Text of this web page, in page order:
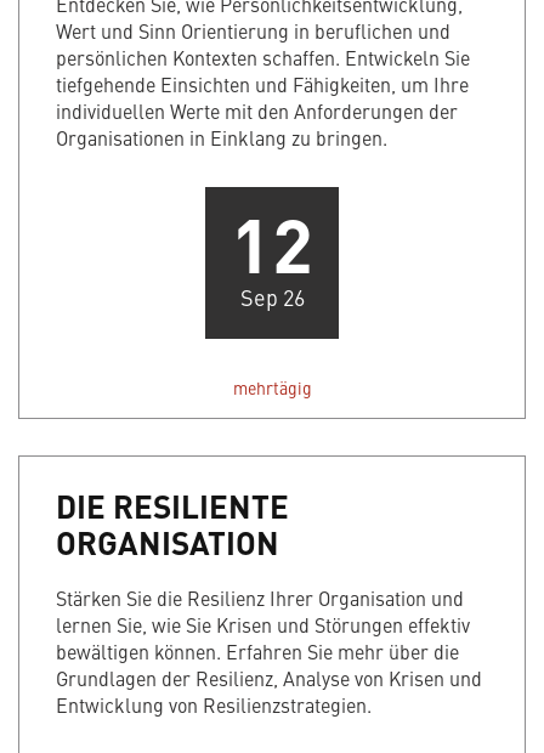
Wert und Sinn Orientierung in beruflichen und
persönlichen Kontexten schaffen. Entwickeln Sie
tiefgehende Einsichten und Fähigkeiten, um Ihre
individuellen Werte mit den Anforderungen der
Organisationen in Einklang zu bringen.
12
Sep 26
mehrtägig
DIE RESILIENTE
ORGANISATION
Stärken Sie die Resilienz Ihrer Organisation und
lernen Sie, wie Sie Krisen und Störungen effektiv
bewältigen können. Erfahren Sie mehr über die
Grundlagen der Resilienz, Analyse von Krisen und
Entwicklung von Resilienzstrategien.